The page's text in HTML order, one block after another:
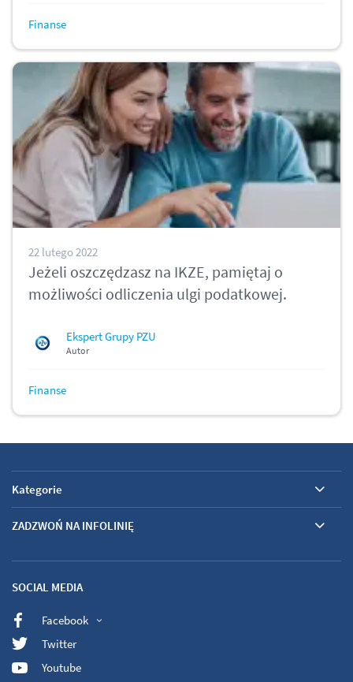
Finanse
22 lutego 2022
Jeżeli oszczędzasz na IKZE, pamiętaj o
możliwości odliczenia ulgi podatkowej.
Ekspert Grupy PZU
Autor
Finanse
Kategorie
ZADZWOŃ NA INFOLINIĘ
SOCIAL MEDIA
Facebook
Twitter
Youtube